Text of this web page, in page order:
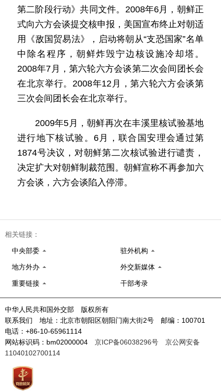
第二阶段行动》共同文件。2008年6月，朝鲜正
式向六方会谈提交核申报，美国宣布终止对朝适
用《敌国贸易法》，启动将朝从“支恐国家”名单
中除名程序，朝鲜炸毁宁边核设施冷却塔。
2008年7月，第六轮六方会谈第二次会间团长会
在北京举行。2008年12月，第六轮六方会谈第
三次会间团长会在北京举行。
2009年5月，朝鲜再次在丰溪里核试验基地
进行地下核试验。6月，联合国安理会通过第
1874号决议，对朝鲜第二次核试验进行谴责，
决定扩大对朝鲜制裁范围。朝鲜宣称不再参加六
方会谈，六方会谈陷入停滞。
相关链接：
中央部委 驻外机构
地方外办 外交新媒体
重要链接 干部考录
中华人民共和国外交部 版权所有
联系我们 地址：北京市朝阳区朝阳门南大街2号 邮编：100701
电话：+86-10-65961114
网站标识码：bm02000004 京ICP备06038296号
京公网安备
11040102700114